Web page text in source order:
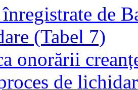
de
(Tabel 7)
onorării
de